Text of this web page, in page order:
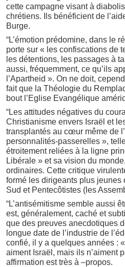
cette campagne visant à
chrétiens. Ils bénéficient de
Burge.
“L’émotion prédomine, dans le
porte sur « les confiscations de
les détentions, les passages à
aussi, fréquemment, ce qu’ils
l’Apartheid ». On ne doit,
fait que la Théologie du
bout l’Eglise Evangélique
“Les attitudes négatives du
Christianisme envers Israël et
transplantés au cœur même de
personnalités-passerelles »,
étroitement reliées à la ligne
Libérale » et sa vision du
ordinaires. Cette critique
formé les dirigeants plus jeunes
Sud et Pentecôtistes (les
“L’antisémitisme semble aussi
est, généralement, caché et
que des preuves anecdotiques
longue date de l’industrie de
confié, il y a quelques années :
aiment Israël, mais ils n’aiment
affirmation est très à –propos.